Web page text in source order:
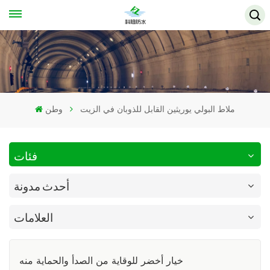
وطن ملاط البولي يوريثين القابل للذوبان في الزيت
فئات
أحدث مدونة
العلامات
خيار أخضر للوقاية من الصدأ والحماية منه